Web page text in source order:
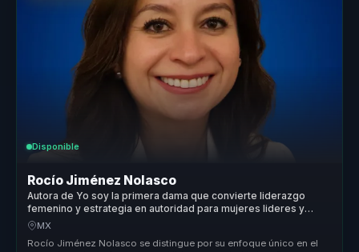
Disponible
Rocío Jiménez Nolasco
Autora de Yo soy la primera dama que convierte liderazgo
femenino y estrategia en autoridad para mujeres lideres y
organizaciones.
MX
Rocío Jiménez Nolasco se distingue por su enfoque único en el